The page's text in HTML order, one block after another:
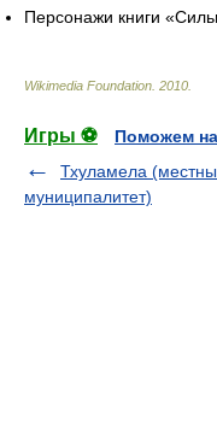
Персонажи книги
Wikimedia Foundation 2010
Игры ⚽
Поможем
Тхуламела
муниципалитет)